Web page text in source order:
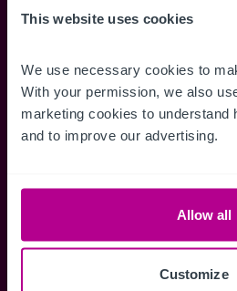
This website uses cookies
We use necessary cookies to
With your permission, we also
marketing cookies to understand
and to improve our advertising.
Allow all
Customize
Accédez à des informations
des visites, des brochures et bien
plus encore.
Vous avez déjà un compte?
Connectez-vous maintenant